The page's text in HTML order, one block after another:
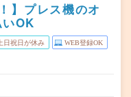
】プレス機のオ
OK
日祝日が休み WEB登録OK